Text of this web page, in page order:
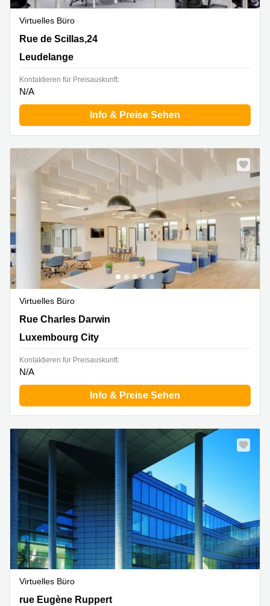
Virtuelles Büro
Rue de Scillas,24, Leudelange
Rue de Scillas,24
Leudelange
Kontaktieren für Preisauskunft:
N/A
Info & Preise Sehen
Virtuelles Büro
Rue Charles Darwin 5, Luxembourg City
Rue Charles Darwin
Luxembourg City
Kontaktieren für Preisauskunft:
N/A
Info & Preise Sehen
Virtuelles Büro
20 rue Eugène Ruppert, Luxembourg City
rue Eugène Ruppert